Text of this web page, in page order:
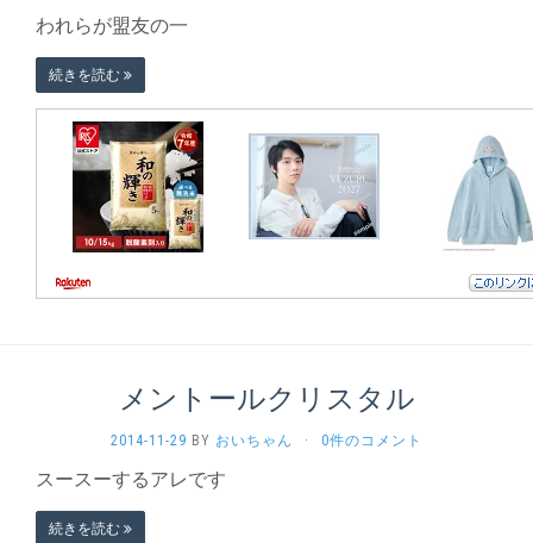
われらが盟友の一
続きを読む
メントールクリスタル
2014-11-29 BY おいちゃん · 0件のコメント
スースーするアレです
続きを読む